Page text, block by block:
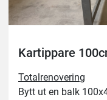
Kartippare
Totalrenovering
Bytt ut en balk